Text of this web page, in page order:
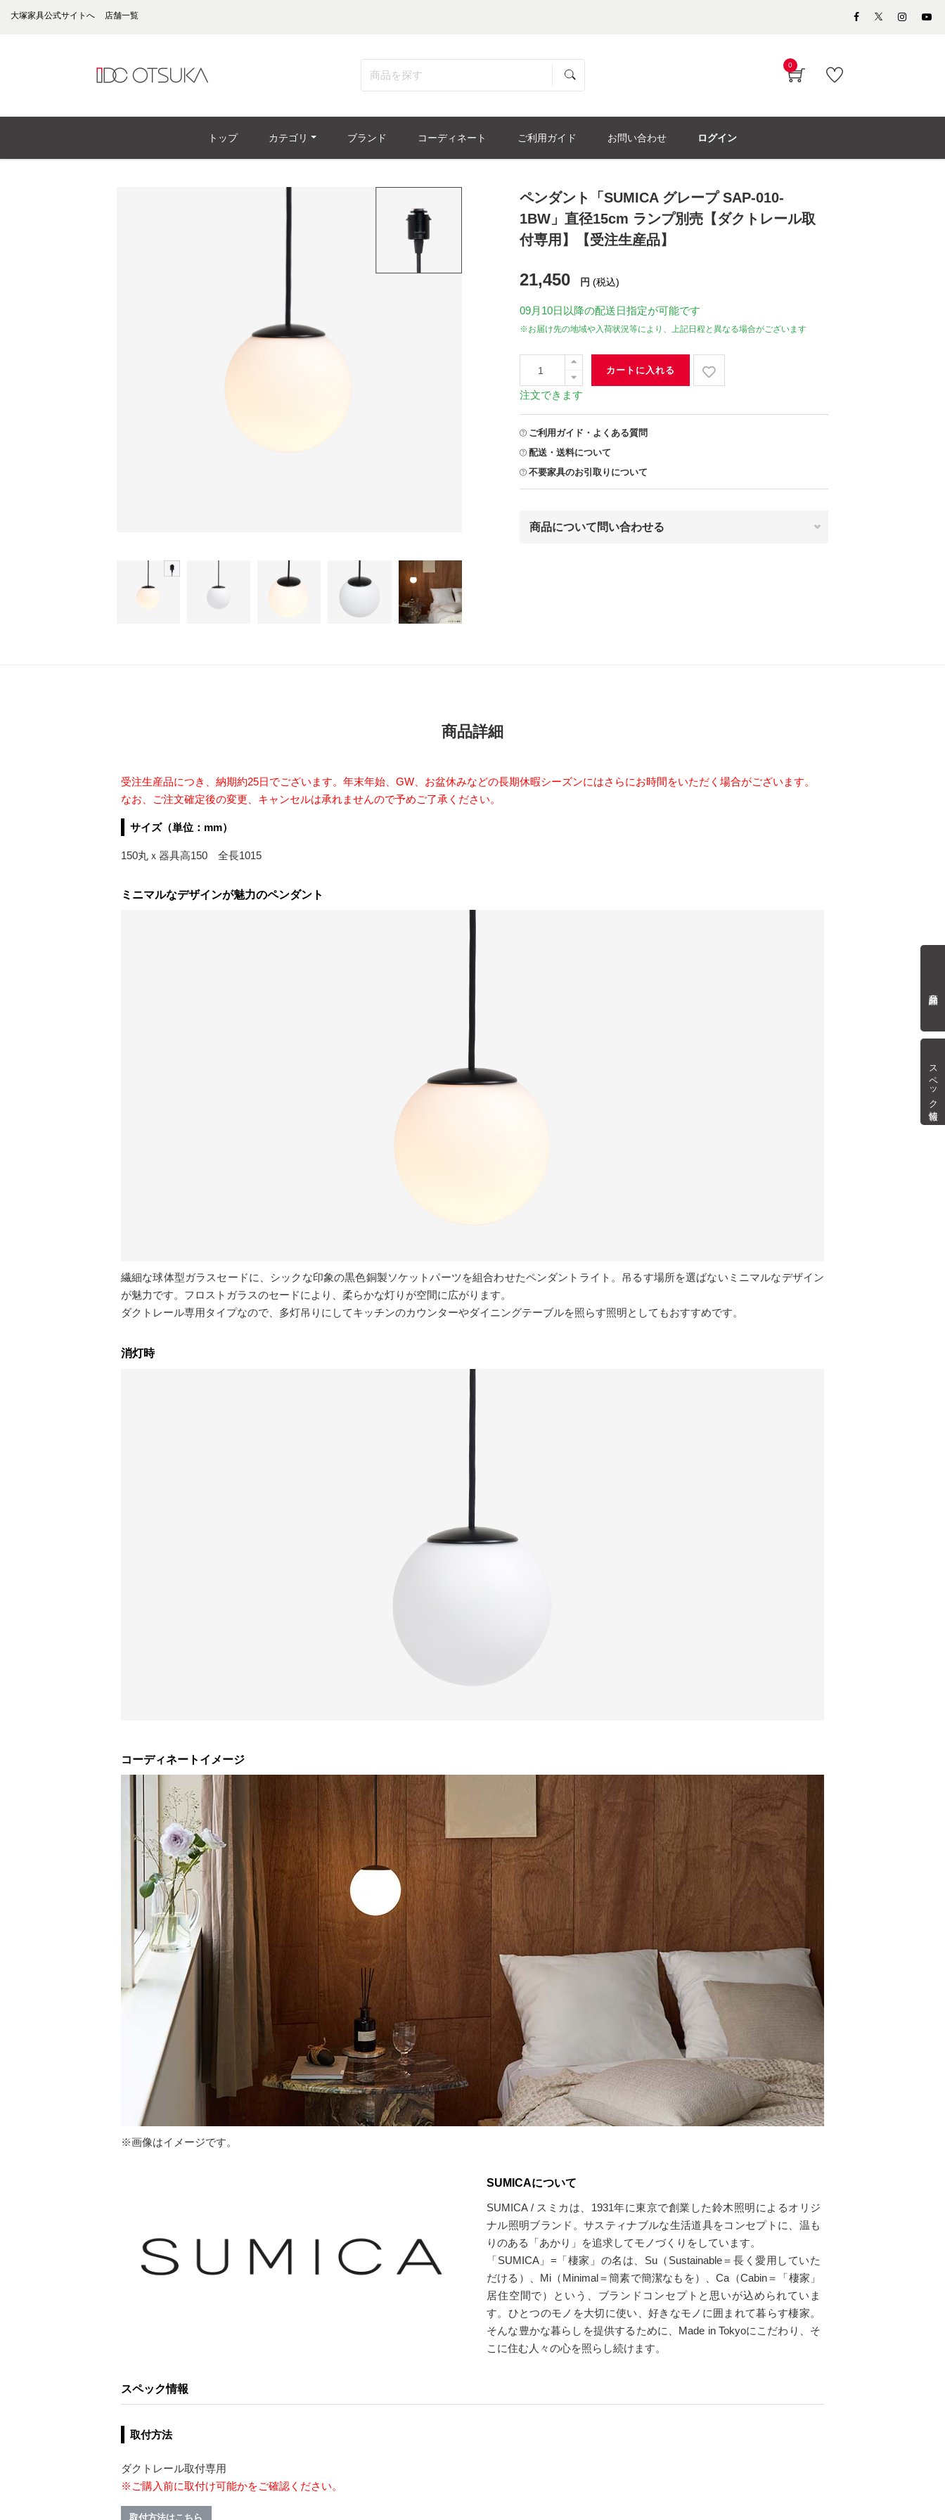
スペック情報
大塚家具公式サイトへ 店舗一覧
0
トップ カテゴリ ブランド コーディネート ご利用ガイド お問い合わせ ログイン
ペンダント「SUMICA グレープ SAP-010-
1BW」直径15cm ランプ別売【ダクトレール取
付専用】【受注生産品】
21,450 円 (税込)
09月10日 以降の配送日指定が可能です
※お届け先の地域や入荷状況等により、上記日程と異なる場合がございます
カートに入れる
注文できます
ご利用ガイド・よくある質問
配送・送料について
不要家具のお引取りについて
商品について問い合わせる
商品詳細
受注生産品につき、納期約25日でございます。年末年始、GW、お盆休みなどの長期休暇シーズンにはさらにお時間をいただく場合がございます。
なお、ご注文確定後の変更、キャンセルは承れませんので予めご了承ください。
サイズ（単位：mm）
150丸ｘ器具高150 全長1015
ミニマルなデザインが魅力のペンダント
繊細な球体型ガラスセードに、シックな印象の黒色銅製ソケットパーツを組合わせたペンダントライト。吊るす場所を選ばないミニマルなデザイン
が魅力です。フロストガラスのセードにより、柔らかな灯りが空間に広がります。
ダクトレール専用タイプなので、多灯吊りにしてキッチンのカウンターやダイニングテーブルを照らす照明としてもおすすめです。
消灯時
コーディネートイメージ
※画像はイメージです。
SUMICAについて
SUMICA / スミカは、1931年に東京で創業した鈴木照明によるオリジ
ナル照明ブランド。サスティナブルな生活道具をコンセプトに、温も
りのある「あかり」を追求してモノづくりをしています。
「SUMICA」=「棲家」の名は、Su（Sustainable＝長く愛用していた
だける）、Mi（Minimal＝簡素で簡潔なもを）、Ca（Cabin＝「棲家」
居住空間で）という、ブランドコンセプトと思いが込められていま
す。ひとつのモノを大切に使い、好きなモノに囲まれて暮らす棲家。
そんな豊かな暮らしを提供するために、Made in Tokyoにこだわり、そ
こに住む人々の心を照らし続けます。
スペック情報
取付方法
ダクトレール取付専用
※ご購入前に取付け可能かをご確認ください。
取付方法はこちら